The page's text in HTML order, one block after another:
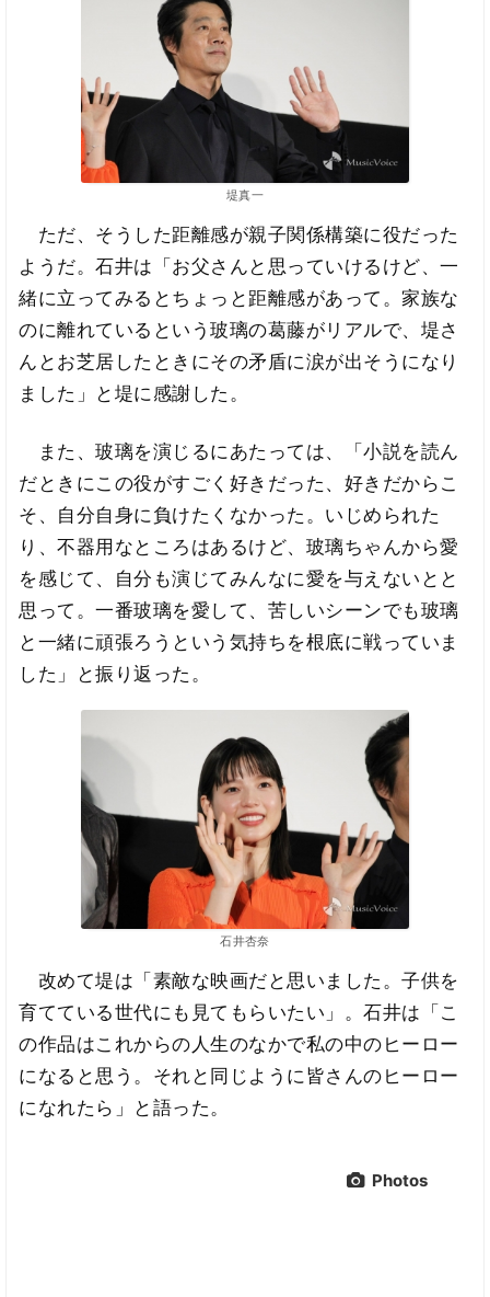
堤真一
ただ、そうした距離感が親子関係構築に役だった
ようだ。石井は「お父さんと思っていけるけど、一
緒に立ってみるとちょっと距離感があって。家族な
のに離れているという玻璃の葛藤がリアルで、堤さ
んとお芝居したときにその矛盾に涙が出そうになり
ました」と堤に感謝した。
また、玻璃を演じるにあたっては、「小説を読ん
だときにこの役がすごく好きだった、好きだからこ
そ、自分自身に負けたくなかった。いじめられた
り、不器用なところはあるけど、玻璃ちゃんから愛
を感じて、自分も演じてみんなに愛を与えないとと
思って。一番玻璃を愛して、苦しいシーンでも玻璃
と一緒に頑張ろうという気持ちを根底に戦っていま
した」と振り返った。
石井杏奈
改めて堤は「素敵な映画だと思いました。子供を
育てている世代にも見てもらいたい」。石井は「こ
の作品はこれからの人生のなかで私の中のヒーロー
になると思う。それと同じように皆さんのヒーロー
になれたら」と語った。
Photos